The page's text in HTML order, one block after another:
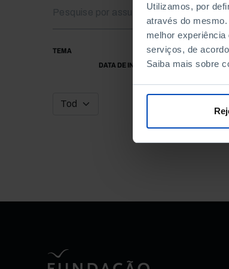
Utilizamos, por
através do
melhor
serviços, de
Saiba mais sobre
TEMA
DATA DE INÍCIO